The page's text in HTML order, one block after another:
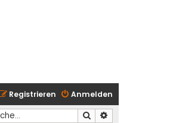
Anmelden
Registrieren
Suche